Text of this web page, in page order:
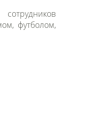
футболом,